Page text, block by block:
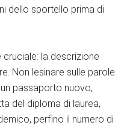
dello sportello prima di
la descrizione
Non lesinare sulle parole.
passaporto nuovo,
del diploma di laurea,
perfino il numero di